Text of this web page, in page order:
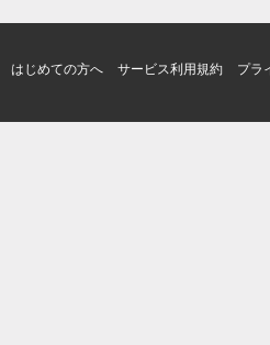
はじめての方へ サービス利用規約 プラ